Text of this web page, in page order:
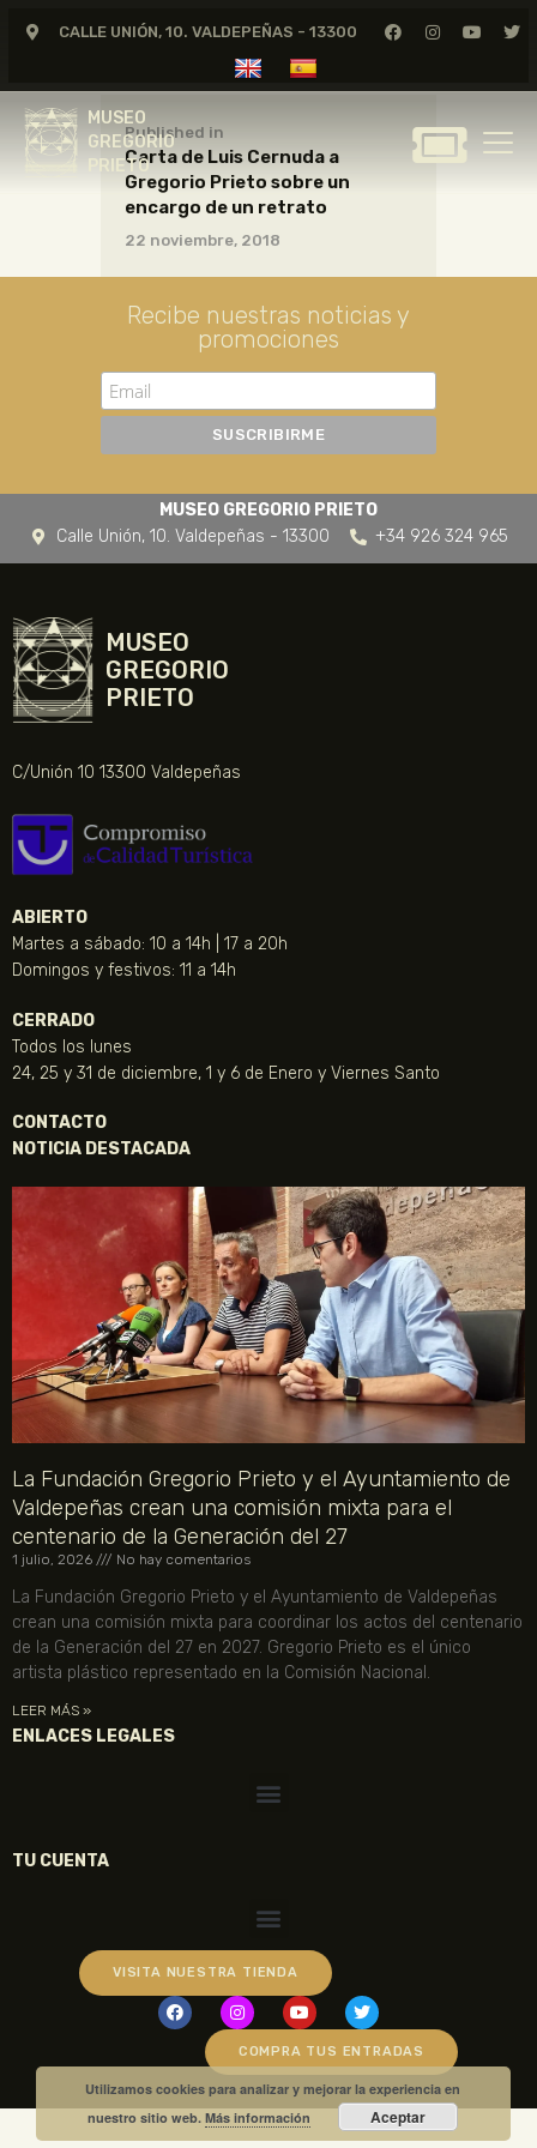
CALLE UNIÓN, 10. VALDEPEÑAS - 13300
MUSEO
GREGORIO
PRIETO
MUSEO
GREGORIO
GREGORIO PRIETO
MUSEO
ARCHIVO
CERTAMEN DE DIBUJO
FUNDACIÓN
TIENDA
NOTICIAS
Published in
Carta de Luis Cernuda a
Gregorio Prieto sobre un
encargo de un retrato
22 noviembre, 2018
Recibe nuestras noticias y
promociones
MUSEO GREGORIO PRIETO
Calle Unión, 10. Valdepeñas - 13300
+34 926 324 965
MUSEO
GREGORIO
PRIETO
C/Unión 10 13300 Valdepeñas
ABIERTO
Martes a sábado: 10 a 14h | 17 a 20h
Domingos y festivos: 11 a 14h
CERRADO
Todos los lunes
24, 25 y 31 de diciembre, 1 y 6 de Enero y Viernes Santo
CONTACTO
NOTICIA DESTACADA
La Fundación Gregorio Prieto y el Ayuntamiento de
Valdepeñas crean una comisión mixta para el
centenario de la Generación del 27
1 julio, 2026 No hay comentarios
La Fundación Gregorio Prieto y el Ayuntamiento de Valdepeñas
crean una comisión mixta para coordinar los actos del centenario
de la Generación del 27 en 2027. Gregorio Prieto es el único
artista plástico representado en la Comisión Nacional.
LEER MÁS »
ENLACES LEGALES
TU CUENTA
VISITA NUESTRA TIENDA
COMPRA TUS ENTRADAS
Utilizamos cookies para analizar y mejorar la experiencia en
nuestro sitio web.Más información Aceptar